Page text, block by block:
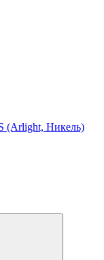
(Arlight, Никель)